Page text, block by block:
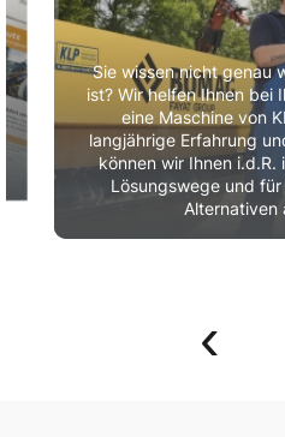
Sie wissen nicht genau
ist? Wir helfen Ihnen bei
eine Maschine von
langjährige Erfahrung
können wir Ihnen i.d.R.
Lösungswege und
Alternativen
‹